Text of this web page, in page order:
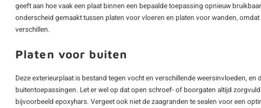
geeft aan hoe vaak een plaat binnen een bepaalde toepassing opnieuw
onderscheid gemaakt tussen platen voor vloeren en platen voor wanden,
verschillen.
Platen voor buiten
Deze exterieurplaat is bestand tegen vocht en verschillende weersinvloeden, en
buitentoepassingen. Let er wel op dat open schroef- of boorgaten altijd
bijvoorbeeld epoxyhars. Vergeet ook niet de zaagranden te sealen voor een